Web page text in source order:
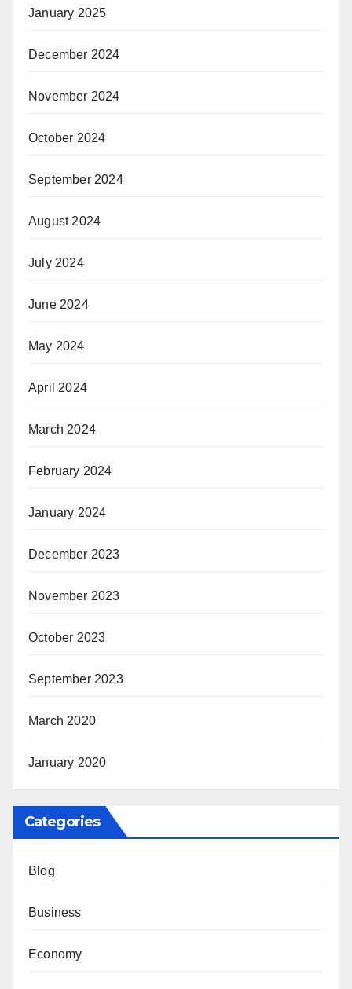
January 2025
December 2024
November 2024
October 2024
September 2024
August 2024
July 2024
June 2024
May 2024
April 2024
March 2024
February 2024
January 2024
December 2023
November 2023
October 2023
September 2023
March 2020
January 2020
Categories
Blog
Business
Economy